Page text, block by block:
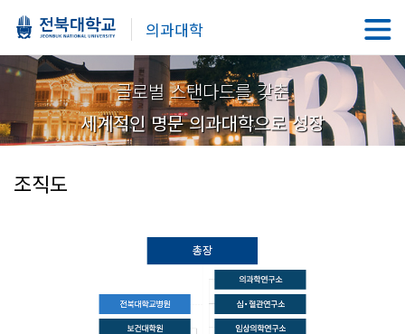
의과대학
글로벌 스탠다드를 갖춘
세계적인 명문 의과대학으로 성장
조직도